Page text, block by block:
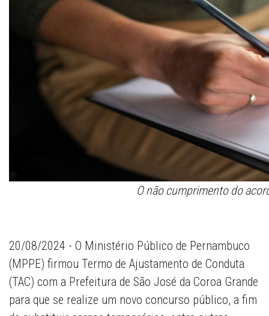
O não cumprimento do
20/08/2024 - O Ministério Público de Pernambuco
(MPPE) firmou Termo de Ajustamento de Conduta
(TAC) com a Prefeitura de São José da Coroa Grande
para que se realize um novo concurso público, a fim